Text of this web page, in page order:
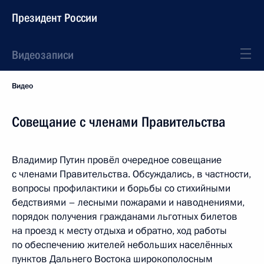
Президент России
Видеозаписи
Видео
Совещание с членами Правительства
Владимир Путин провёл очередное совещание
с членами Правительства. Обсуждались, в частности,
вопросы профилактики и борьбы со стихийными
бедствиями – лесными пожарами и наводнениями,
порядок получения гражданами льготных билетов
на проезд к месту отдыха и обратно, ход работы
по обеспечению жителей небольших населённых
пунктов Дальнего Востока широкополосным